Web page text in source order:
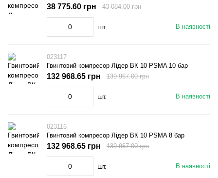
В наявності
38 775.60 грн 43 084.00 грн
шт.
023117
Гвинтовий компресор Лідер ВК 10 PSMA 10 бар
В наявності
132 968.65 грн 139 967.00 грн
шт.
023116
Гвинтовий компресор Лідер ВК 10 PSMA 8 бар
В наявності
132 968.65 грн 139 967.00 грн
шт.